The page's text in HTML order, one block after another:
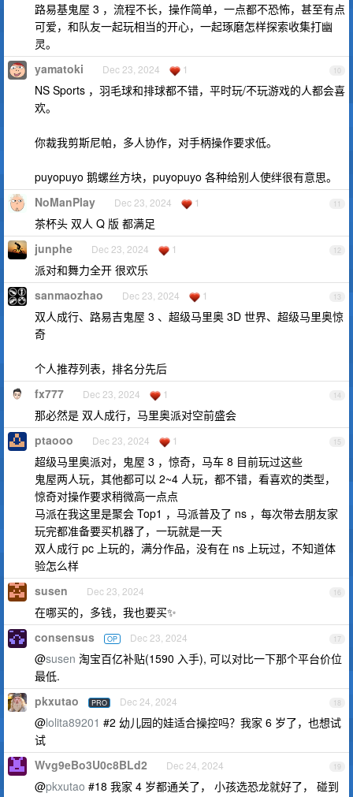
路易基鬼屋 3 ，流程不长，操作简单，一点都不恐怖，甚至有点
可爱，和队友一起玩相当的开心，一起琢磨怎样探索收集打幽
灵。
10
yamatoki Dec 23, 2024 1
NS Sports ，羽毛球和排球都不错，平时玩/不玩游戏的人都会喜
欢。
你裁我剪斯尼帕，多人协作，对手柄操作要求低。
puyopuyo 鹅螺丝方块，puyopuyo 各种给别人使绊很有意思。
11
NoManPlay Dec 23, 2024 1
茶杯头 双人 Q 版 都满足
12
junphe Dec 23, 2024 1
派对和舞力全开 很欢乐
13
sanmaozhao Dec 23, 2024 1
双人成行、路易吉鬼屋 3 、超级马里奥 3D 世界、超级马里奥惊
奇
个人推荐列表，排名分先后
14
fx777 Dec 23, 2024 1
那必然是 双人成行，马里奥派对空前盛会
15
ptaooo Dec 23, 2024 1
超级马里奥派对，鬼屋 3 ，惊奇，马车 8 目前玩过这些
鬼屋两人玩，其他都可以 2~4 人玩，都不错，看喜欢的类型，
惊奇对操作要求稍微高一点点
马派在我这里是聚会 Top1 ，马派普及了 ns ，每次带去朋友家
玩完都准备要买机器了，一玩就是一天
双人成行 pc 上玩的，满分作品，没有在 ns 上玩过，不知道体
验怎么样
16
susen Dec 23, 2024
在哪买的，多钱，我也要买✨
17
consensus OP Dec 23, 2024
@susen 淘宝百亿补贴(1590 入手), 可以对比一下那个平台价位
最低.
18
pkxutao PRO Dec 24, 2024
@lolita89201 #2 幼儿园的娃适合操控吗？我家 6 岁了，也想试
试
19
Wvg9eBo3U0c8BLd2 Dec 24, 2024
@pkxutao #18 我家 4 岁都通关了， 小孩选恐龙就好了， 碰到